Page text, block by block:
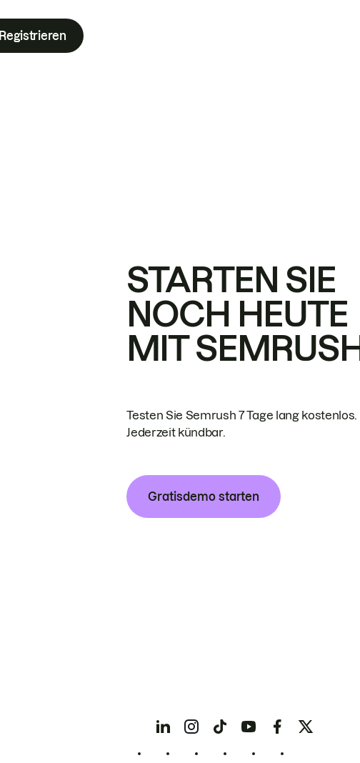
Registrieren
STARTEN SIE
NOCH HEUTE
MIT
Testen Sie Semrush 7 Tage lang kostenlos.
Jederzeit kündbar.
Gratisdemo starten